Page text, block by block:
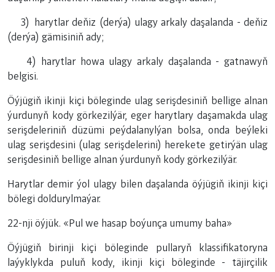
3) harytlar deňiz (derýa) ulagy arkaly daşalanda - deňiz
(derýa) gämisiniň ady;
4) harytlar howa ulagy arkaly daşalanda - gatnawyň
belgisi.
Öýjügiň ikinji kiçi böleginde ulag serişdesiniň bellige alnan
ýurdunyň kody görkezilýär, eger harytlary daşamakda ulag
serişdeleriniň düzümi peýdalanylýan bolsa, onda beýleki
ulag serişdesini (ulag serişdelerini) herekete getirýän ulag
serişdesiniň bellige alnan ýurdunyň kody görkezilýär.
Harytlar demir ýol ulagy bilen daşalanda öýjügiň ikinji kiçi
bölegi doldurylmaýar.
22-nji öýjük. «Pul we hasap boýunça umumy baha»
Öýjügiň birinji kiçi böleginde pullaryň klassifikatoryna
laýyklykda puluň kody, ikinji kiçi böleginde - täjirçilik